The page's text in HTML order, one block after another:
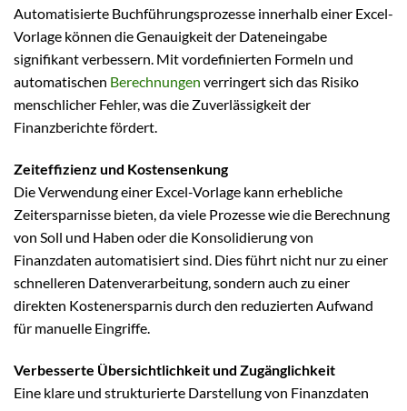
Automatisierte Buchführungsprozesse innerhalb einer Excel-
Vorlage können die Genauigkeit der Dateneingabe
signifikant verbessern. Mit vordefinierten Formeln und
automatischen Berechnungen verringert sich das Risiko
menschlicher Fehler, was die Zuverlässigkeit der
Finanzberichte fördert.
Zeiteffizienz und Kostensenkung
Die Verwendung einer Excel-Vorlage kann erhebliche
Zeitersparnisse bieten, da viele Prozesse wie die Berechnung
von Soll und Haben oder die Konsolidierung von
Finanzdaten automatisiert sind. Dies führt nicht nur zu einer
schnelleren Datenverarbeitung, sondern auch zu einer
direkten Kostenersparnis durch den reduzierten Aufwand
für manuelle Eingriffe.
Verbesserte Übersichtlichkeit und Zugänglichkeit
Eine klare und strukturierte Darstellung von Finanzdaten